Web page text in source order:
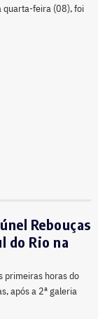
quarta-feira (08), foi
Rebouças
do Rio na
primeiras horas do
após a 2ª galeria